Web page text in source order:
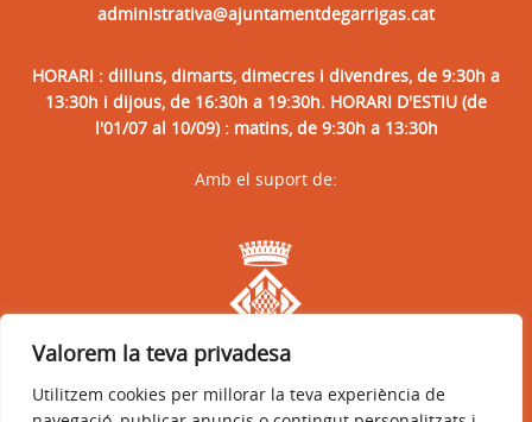
Valorem la teva privadesa
Utilitzem cookies per millorar la teva experiència de
administrativa@ajuntamentdegarrigas.cat
HORARI : dilluns, dimarts, dimecres i divendres, de 9:30h a
13:30h i dijous, de 16:30h a 19:30h. HORARI D'ESTIU (de
l'01/07 al 10/09) : matins, de 9:30h a 13:30h
Amb el suport de: